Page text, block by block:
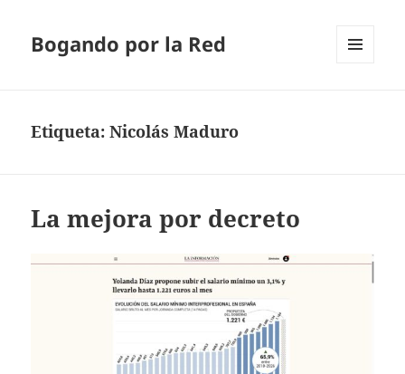
Bogando por la Red
Etiqueta:Nicolás Maduro
La mejora por decreto